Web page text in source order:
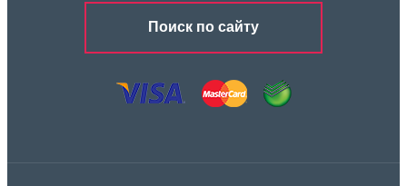
Поиск по сайту